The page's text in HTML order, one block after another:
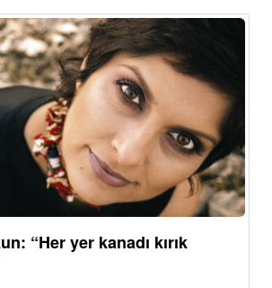
“Her yer kanadı kırık